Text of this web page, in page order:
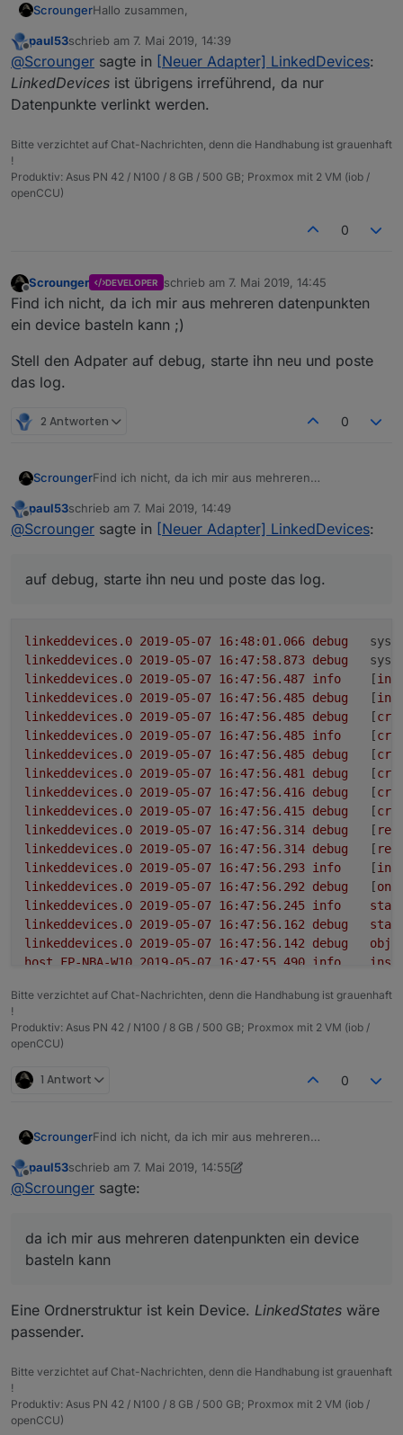
ScroungerHallo zusammen,
ich möchte euch meinen neuen Adapter an dem ich
aktuell arbeite vorstellen - LinkedDevices.
Die Idee und insperation kommen aus dem
Devices Skript
https://github.com/Scrounger/ioBroker.linkeddevice
Funktionsweise:
all eure verwendeten Objekte (Datenpunkte)
Euch eine Struktur anzulegen, wie Ihr sie gerne
Objekte die Ihr im vis oder Skripten verwendet,
verlinkten Objekte auf die neue Hardware
anpassen und die Skripte und vis funktionieren
sofort wieder.
Später sollen noch Funktionen wie z.B.
umrechnungen etc. dazu kommen, wie es im
Devices Skriptauch möglich ist
Aktuell findet ihr im Repository einen Arbeitsstand
einsetzen, weil ich aktuell daran noch arbeite.
Hier mal ein Beispiel wie eine selbstdefinierte
Offline
paul53schrieb am 7. Mai 2019, 14:39
zuletzt editiert von
@Scrounger sagte in [Neuer Adapter] LinkedDevices:
LinkedDevices ist übrigens irreführend, da nur
Datenpunkte verlinkt werden.
Bitte verzichtet auf Chat-Nachrichten, denn die Handhabung ist grauenhaft
!
Produktiv: Asus PN 42 / N100 / 8 GB / 500 GB; Proxmox mit 2 VM (iob /
openCCU)
0
Offline
Scrounger DEVELOPER schrieb am 7. Mai 2019, 14:45
zuletzt editiert von
Find ich nicht, da ich mir aus mehreren datenpunkten
ein device basteln kann ;)
Stell den Adpater auf debug, starte ihn neu und poste
das log.
2 Antworten 0
ScroungerFind ich nicht, da ich mir aus mehreren
Stell den Adpater auf debug, starte ihn neu und
poste das log.
Offline
paul53schrieb am 7. Mai 2019, 14:49
zuletzt editiert von
@Scrounger sagte in [Neuer Adapter] LinkedDevices:
auf debug, starte ihn neu und poste das log.
linkeddevices.0 debug
linkeddevices.0
debug
linkeddevices.0
info
	[
linkeddevices.0
debug
	[
linkeddevices.0
debug
	[
linkeddevices.0
info
	[
linkeddevices.0
debug
	[
linkeddevices.0
debug
	[
linkeddevices.0
debug
	[
linkeddevices.0
debug
	[
linkeddevices.0
debug
	[
linkeddevices.0
debug
	[
linkeddevices.0
info
	[
linkeddevices.0
debug
	[
linkeddevices.0
info
linkeddevices.0
debug
linkeddevices.0
debug
host.FP-NBA-W10
info
host.FP-NBA-W10
2019-05-07 16:47:52.933 warn
host.FP-NBA-W10
Bitte verzichtet auf Chat-Nachrichten, denn die Handhabung ist grauenhaft
!
Produktiv: Asus PN 42 / N100 / 8 GB / 500 GB; Proxmox mit 2 VM (iob /
openCCU)
1 Antwort 0
ScroungerFind ich nicht, da ich mir aus mehreren
Stell den Adpater auf debug, starte ihn neu und
poste das log.
Offline
paul53schrieb am 7. Mai 2019, 14:55
zuletzt editiert von paul535. Juli 2019, 16:57
@Scrounger sagte:
da ich mir aus mehreren datenpunkten ein device
basteln kann
Eine Ordnerstruktur ist kein Device. LinkedStates wäre
passender.
Bitte verzichtet auf Chat-Nachrichten, denn die Handhabung ist grauenhaft
!
Produktiv: Asus PN 42 / N100 / 8 GB / 500 GB; Proxmox mit 2 VM (iob /
openCCU)